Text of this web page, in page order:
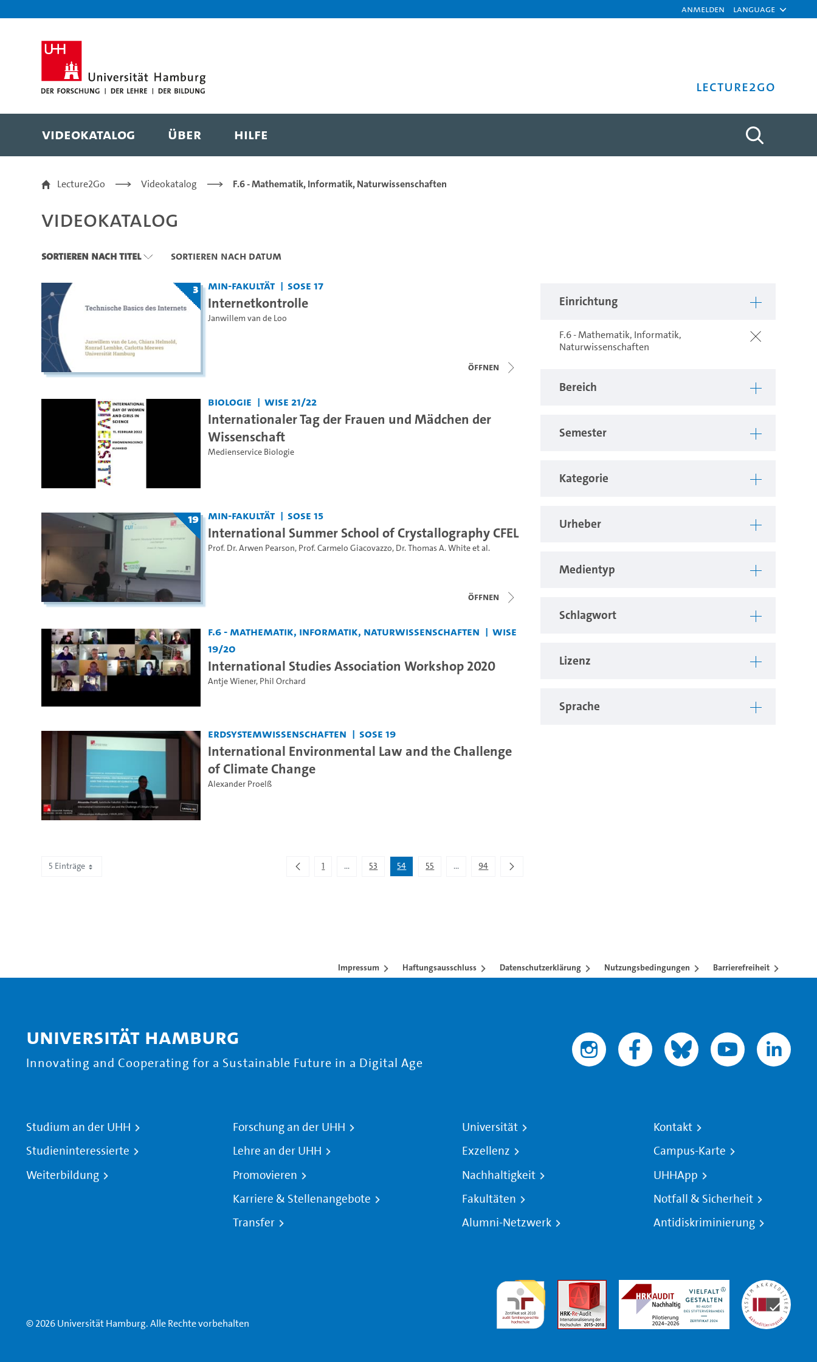
Anmelden Language
Lecture2Go
Videokatalog Über Hilfe
Videokatalog
Lecture2Go Videokatalog F.6 - Mathematik, Informatik, Naturwissenschaften
Videokatalog
Sortieren nach Titel Sortieren nach Datum
Einrichtung
F.6 - Mathematik, Informatik,
Naturwissenschaften
Bereich
Semester
Kategorie
Urheber
Medientyp
Schlagwort
Lizenz
Sprache
3 MIN-Fakultät SoSe 17
Internetkontrolle
Janwillem van de Loo
Öffnen
Biologie WiSe 21/22
Internationaler Tag der Frauen und Mädchen der
Wissenschaft
Medienservice Biologie
19 MIN-Fakultät SoSe 15
International Summer School of Crystallography CFEL
Prof. Dr. Arwen Pearson, Prof. Carmelo Giacovazzo, Dr. Thomas A. Whiteet al.
Öffnen
F.6 - Mathematik, Informatik, Naturwissenschaften
WiSe
19/20
International Studies Association Workshop 2020
Antje Wiener, Phil Orchard
Erdsystemwissenschaften SoSe 19
International Environmental Law and the Challenge
of Climate Change
Alexander Proelß
5 Einträge 1 ...Zwischenseiten Navigieren mit TAB-Taste.
53 54 55 ...Zwischenseiten Navigieren mit TAB-Taste.
94
Impressum Haftungsausschluss Datenschutzerklärung Nutzungsbedingungen Barrierefreiheit
Universität Hamburg
Innovating and Cooperating for a Sustainable Future in a Digital Age
Studium an der UHH
Studieninteressierte
Weiterbildung
Forschung an der UHH
Lehre an der UHH
Promovieren
Karriere & Stellenangebote
Transfer
Universität
Exzellenz
Nachhaltigkeit
Fakultäten
Alumni-Netzwerk
Kontakt
Campus-Karte
UHHApp
Notfall & Sicherheit
Antidiskriminierung
© 2026 Universität Hamburg. Alle Rechte vorbehalten